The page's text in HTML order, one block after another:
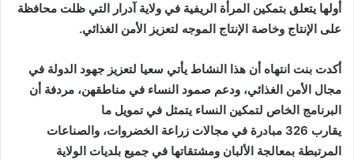
أولها يتعلق بتمكين المرأة الريفية في ولاية آدرار التي ظلت محافظة
على الإنتاج وخاصة الإنتاج الموجه لتعزيز الأمن الغذائي.
أكدت بنت انتهاه أن هذا النشاط يأتي سعيا لتعزيز جهود الدولة في
مجال الأمن الغذائي، ودعم صمود النساء في مناطقهن، مردفة أن
البرنامج الخاص لتمكين النساء يتمثل في تمويل ما
يقارب 326 مبادرة في مجالات زراعة الخضروات، والصناعات
المرتبطة بمعالجة الألبان ومشتقاتها في جميع بلديات الولاية